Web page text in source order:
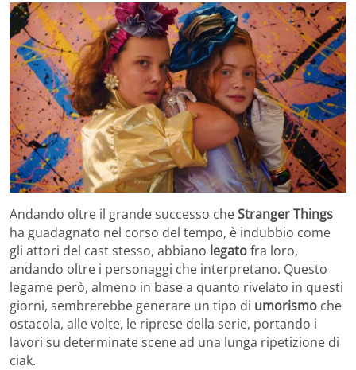
Andando oltre il grande successo cheStranger Things
ha guadagnato nel corso del tempo, è indubbio come
gli attori del cast stesso, abbiano legatofra loro,
andando oltre i personaggi che interpretano. Questo
legame però, almeno in base a quanto rivelato in questi
giorni, sembrerebbe generare un tipo di umorismo che
ostacola, alle volte, le riprese della serie, portando i
lavori su determinate scene ad una lunga ripetizione di
ciak.